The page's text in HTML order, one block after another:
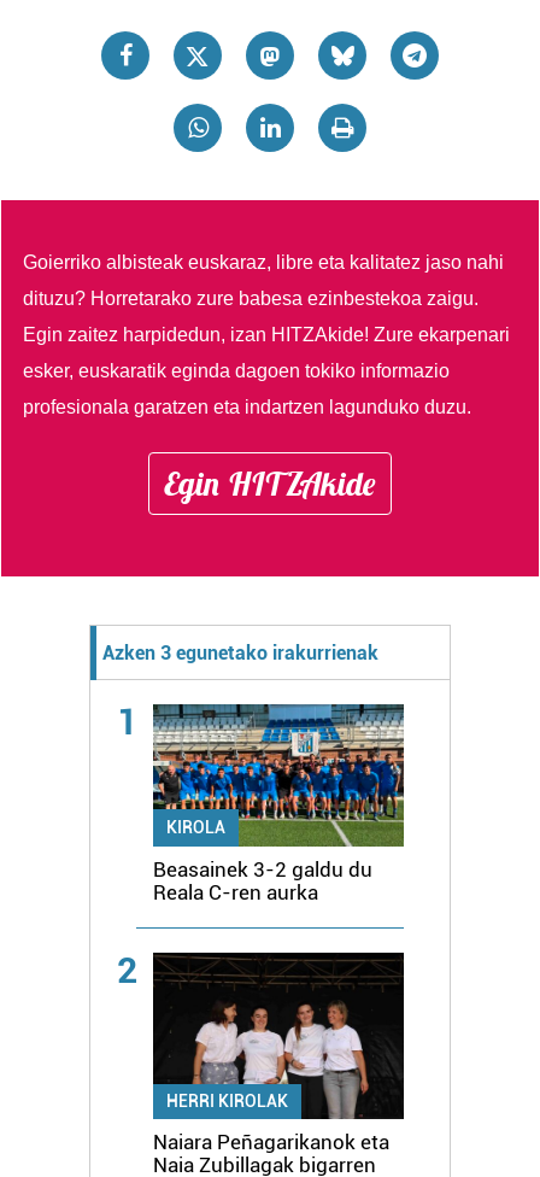
Goierriko albisteak euskaraz, libre eta kalitatez jaso nahi
dituzu? Horretarako zure babesa ezinbestekoa zaigu.
Egin zaitez harpidedun, izan HITZAkide!Zure ekarpenari
esker, euskaratik eginda dagoen tokiko informazio
profesionala garatzen eta indartzen lagunduko duzu.
Egin HITZAkide
Azken 3 egunetako irakurrienak
1
KIROLA
Beasainek 3-2 galdu du
Reala C-ren aurka
2
HERRI KIROLAK
Naiara Peñagarikanok eta
Naia Zubillagak bigarren